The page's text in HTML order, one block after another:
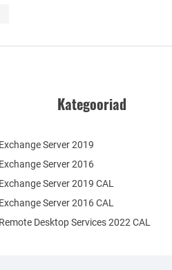
Kategooriad
Exchange Server 2019
Exchange Server 2016
Remote Desktop Services 2022 CAL
Exchange Server 2019 CAL
Exchange Server 2016 CAL